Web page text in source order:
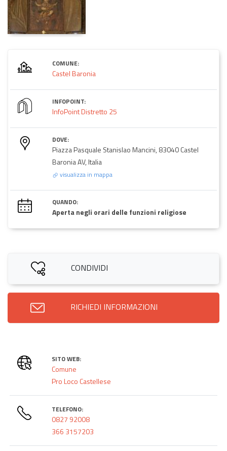
COMUNE:
Castel Baronia
INFOPOINT:
InfoPoint Distretto 25
DOVE:
Piazza Pasquale Stanislao Mancini, 83040 Castel
Baronia AV, Italia
visualizza in mappa
QUANDO:
Aperta negli orari delle funzioni religiose
CONDIVIDI
RICHIEDI INFORMAZIONI
SITO WEB:
Comune
Pro Loco Castellese
TELEFONO:
0827 92008
366 3157203